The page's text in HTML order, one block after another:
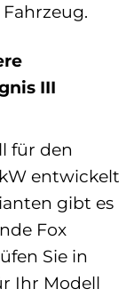
III
für den
entwickelt
gibt es
Fox
Sie in
Ihr Modell